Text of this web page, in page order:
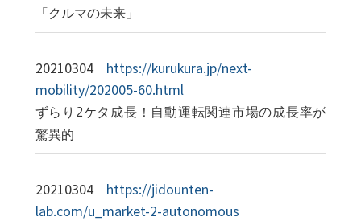
「クルマの未来」
20210304
https://kurukura.jp/next-
mobility/202005-60.html
ずらり2ケタ成長！自動運転関連市場の成長率が
驚異的
20210304
https://jidounten-
lab.com/u_market-2-autonomous